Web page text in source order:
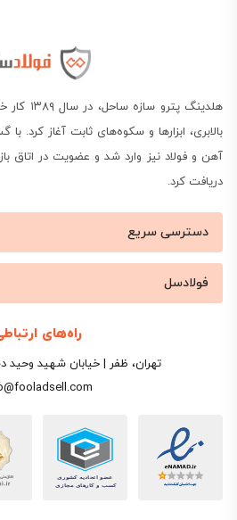
هلدینگ
بالابری، ابزارها و سکوه‌های ثابت آغاز کرد.
آهن و فولاد نیز وارد شد و عضویت در اتاق
دریافت کرد.
دسترسی سریع
فولادسل
راه‌های
تهران، ظفر | خیابان شهید وحید